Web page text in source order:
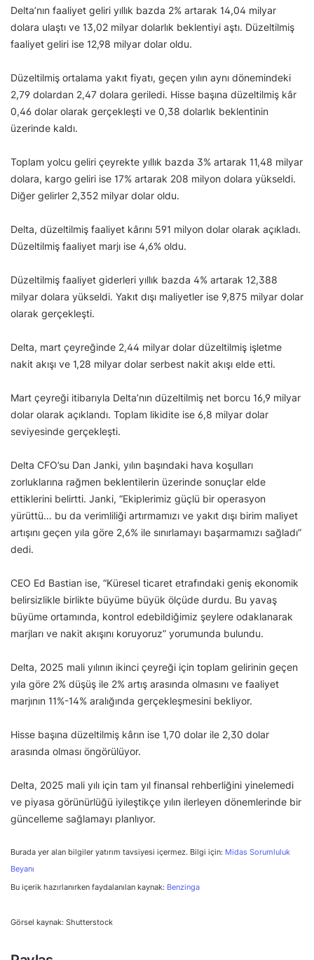
Delta’nın faaliyet geliri yıllık bazda 2% artarak 14,04 milyar
dolara ulaştı ve 13,02 milyar dolarlık beklentiyi aştı. Düzeltilmiş
faaliyet geliri ise 12,98 milyar dolar oldu.
Düzeltilmiş ortalama yakıt fiyatı, geçen yılın aynı dönemindeki
2,79 dolardan 2,47 dolara geriledi. Hisse başına düzeltilmiş kâr
0,46 dolar olarak gerçekleşti ve 0,38 dolarlık beklentinin
üzerinde kaldı.
Toplam yolcu geliri çeyrekte yıllık bazda 3% artarak 11,48 milyar
dolara, kargo geliri ise 17% artarak 208 milyon dolara yükseldi.
Diğer gelirler 2,352 milyar dolar oldu.
Delta, düzeltilmiş faaliyet kârını 591 milyon dolar olarak açıkladı.
Düzeltilmiş faaliyet marjı ise 4,6% oldu.
Düzeltilmiş faaliyet giderleri yıllık bazda 4% artarak 12,388
milyar dolara yükseldi. Yakıt dışı maliyetler ise 9,875 milyar dolar
olarak gerçekleşti.
Delta, mart çeyreğinde 2,44 milyar dolar düzeltilmiş işletme
nakit akışı ve 1,28 milyar dolar serbest nakit akışı elde etti.
Mart çeyreği itibarıyla Delta’nın düzeltilmiş net borcu 16,9 milyar
dolar olarak açıklandı. Toplam likidite ise 6,8 milyar dolar
seviyesinde gerçekleşti.
Delta CFO’su Dan Janki, yılın başındaki hava koşulları
zorluklarına rağmen beklentilerin üzerinde sonuçlar elde
ettiklerini belirtti. Janki, “Ekiplerimiz güçlü bir operasyon
yürüttü… bu da verimliliği artırmamızı ve yakıt dışı birim maliyet
artışını geçen yıla göre 2,6% ile sınırlamayı başarmamızı sağladı”
dedi.
CEO Ed Bastian ise, “Küresel ticaret etrafındaki geniş ekonomik
belirsizlikle birlikte büyüme büyük ölçüde durdu. Bu yavaş
büyüme ortamında, kontrol edebildiğimiz şeylere odaklanarak
marjları ve nakit akışını koruyoruz” yorumunda bulundu.
Delta, 2025 mali yılının ikinci çeyreği için toplam gelirinin geçen
yıla göre 2% düşüş ile 2% artış arasında olmasını ve faaliyet
marjının 11%-14% aralığında gerçekleşmesini bekliyor.
Hisse başına düzeltilmiş kârın ise 1,70 dolar ile 2,30 dolar
arasında olması öngörülüyor.
Delta, 2025 mali yılı için tam yıl finansal rehberliğini yinelemedi
ve piyasa görünürlüğü iyileştikçe yılın ilerleyen dönemlerinde bir
güncelleme sağlamayı planlıyor.
Burada yer alan bilgiler yatırım tavsiyesi içermez. Bilgi için: Midas Sorumluluk
Beyanı
Bu içerik hazırlanırken faydalanılan kaynak: Benzinga
Görsel kaynak: Shutterstock